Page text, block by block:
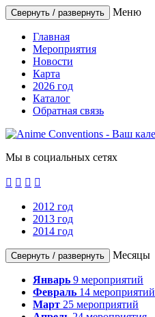
Свернуть / развернуть Меню
Главная
Мероприятия
Новости
Карта
2026 год
Каталог
Обратная связь
Мы в социальных сетях
   
2012 год
2013 год
2014 год
Свернуть / развернуть Месяцы
Январь 9 мероприятий
Февраль 14 мероприятий
Март 25 мероприятий